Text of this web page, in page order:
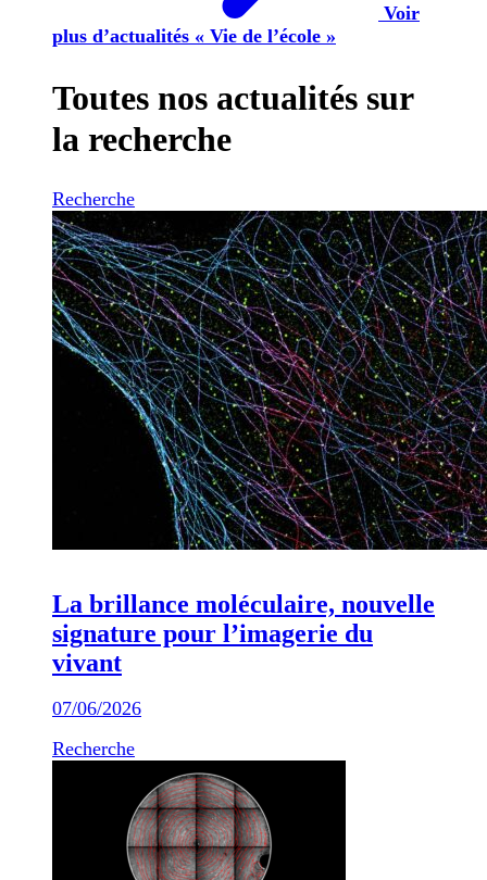
Voir
plus d’actualités « Vie de l’école »
Toutes nos actualités sur
la recherche
Recherche
La brillance moléculaire, nouvelle
signature pour l’imagerie du
vivant
07/06/2026
Recherche